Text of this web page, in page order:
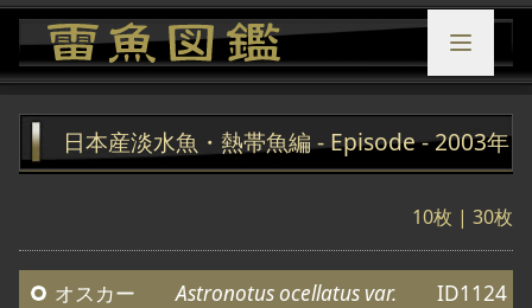
日本産淡水魚・熱帯魚編 - Episode - 2003年
10枚 | 30枚
オスカーAstronotus ocellatus var. ID1124